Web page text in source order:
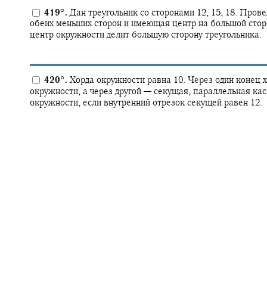
419°. Дан треугольник со сторонами 12, 15, 18.
обеих меньших сторон и имеющая центр на большой
центр окружности делит большую сторону треугольника.
420°. Хорда окружности равна 10. Через один конец
окружности, а через другой — секущая, параллельная
окружности, если внутренний отрезок секущей равен 12.